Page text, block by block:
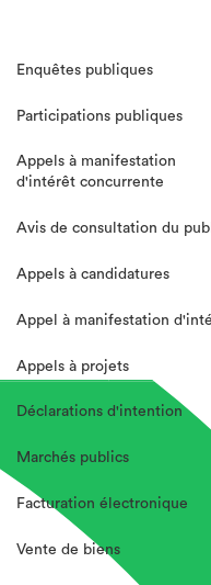
Enquêtes publiques
Participations publiques
Appels à manifestation
d'intérêt concurrente
Avis de consultation du
Appels à candidatures
Appel à manifestation
Appels à projets
Déclarations d'intention
Marchés publics
Facturation électronique
Vente de biens